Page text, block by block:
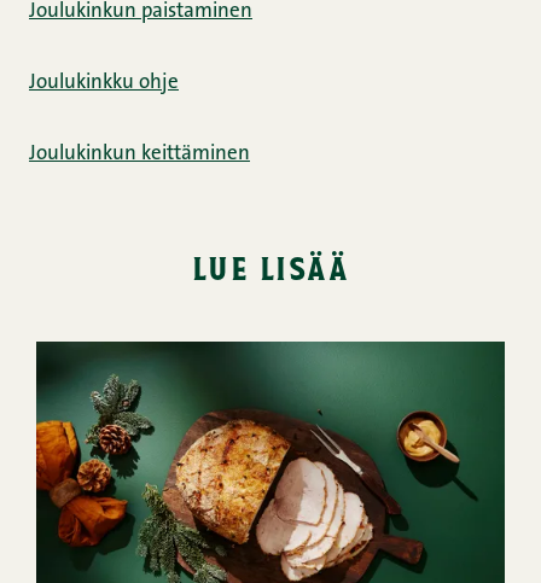
Joulukinkun paistaminen
Joulukinkku ohje
Joulukinkun keittäminen
lue lisää